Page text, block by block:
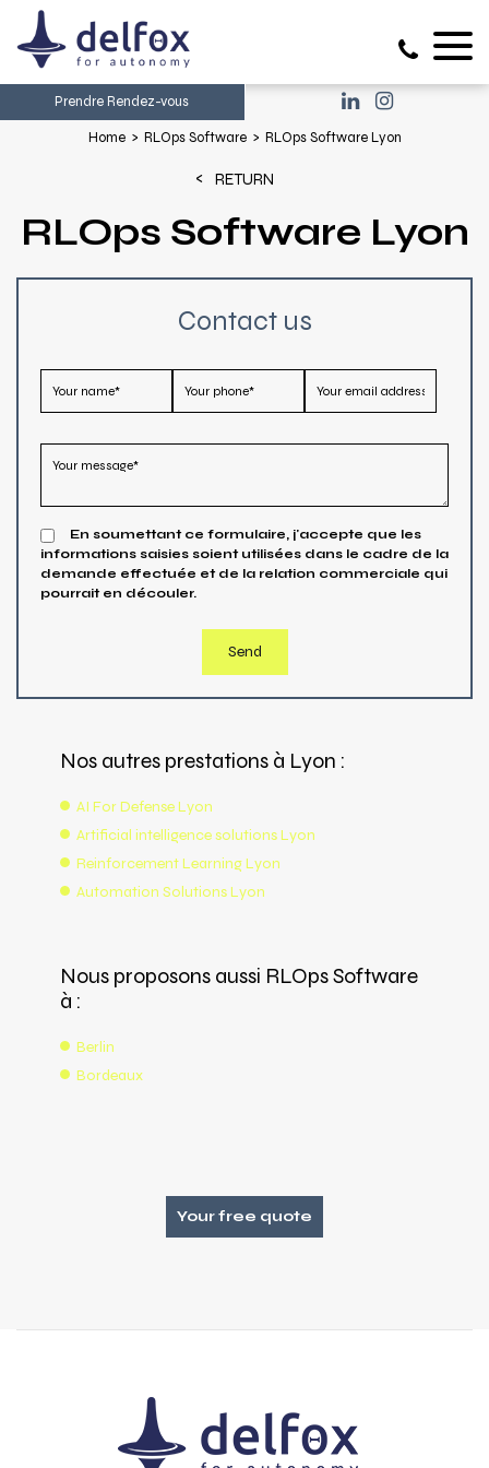
Prendre Rendez-vous
Home RLOps Software RLOps Software Lyon
RETURN
RLOps Software Lyon
Contact us
En soumettant ce formulaire, j'accepte que les
informations saisies soient utilisées dans le cadre de la
demande effectuée et de la relation commerciale qui
pourrait en découler.
Nos autres prestations à Lyon :
AI For Defense Lyon
Artificial intelligence solutions Lyon
Reinforcement Learning Lyon
Automation Solutions Lyon
Nous proposons aussi RLOps Software
à :
Berlin
Bordeaux
Your free quote